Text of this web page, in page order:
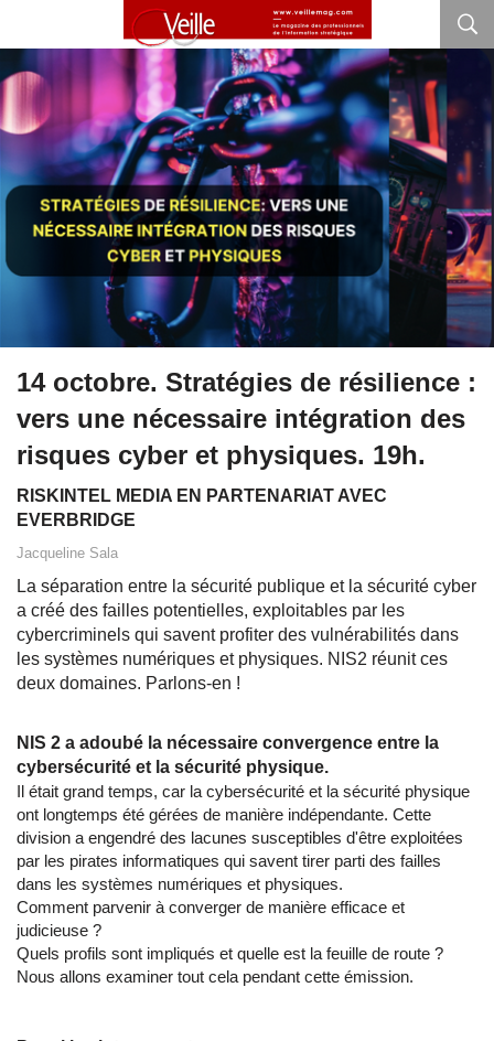
14 octobre. Stratégies de résilience :
vers une nécessaire intégration des
risques cyber et physiques. 19h.
RISKINTEL MEDIA EN PARTENARIAT AVEC
EVERBRIDGE
Jacqueline Sala
La séparation entre la sécurité publique et la sécurité cyber
a créé des failles potentielles, exploitables par les
cybercriminels qui savent profiter des vulnérabilités dans
les systèmes numériques et physiques. NIS2 réunit ces
deux domaines. Parlons-en !
NIS 2 a adoubé la nécessaire convergence entre la
cybersécurité et la sécurité physique.
Il était grand temps, car la cybersécurité et la sécurité physique
ont longtemps été gérées de manière indépendante. Cette
division a engendré des lacunes susceptibles d'être exploitées
par les pirates informatiques qui savent tirer parti des failles
dans les systèmes numériques et physiques.
Comment parvenir à converger de manière efficace et
judicieuse ?
Quels profils sont impliqués et quelle est la feuille de route ?
Nous allons examiner tout cela pendant cette émission.